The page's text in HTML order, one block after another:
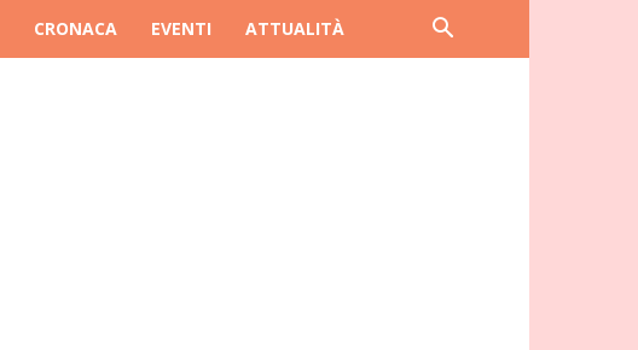
CRONACA EVENTI ATTUALITÀ